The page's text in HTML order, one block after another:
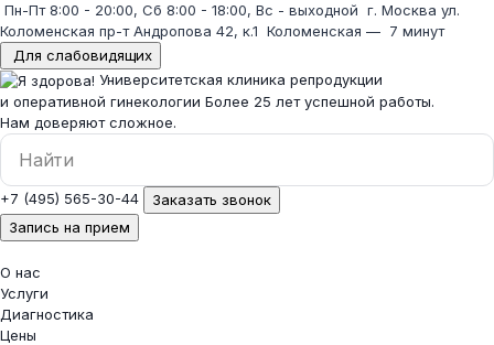
Пн-Пт 8:00 - 20:00, Сб 8:00 - 18:00, Вс - выходной г. Москва ул.
Коломенская пр-т Андропова 42, к.1 Коломенская — 7 минут
Для слабовидящих
Университетская клиника репродукции
и оперативной гинекологии Более 25 лет успешной работы.
Нам доверяют сложное.
+7 (495) 565-30-44
Заказать звонок
Запись на прием
О нас
Услуги
Диагностика
Цены